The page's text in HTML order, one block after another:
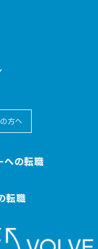
方へ
への転職
転職